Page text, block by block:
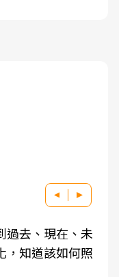
過去、現在、未
，知道該如何照